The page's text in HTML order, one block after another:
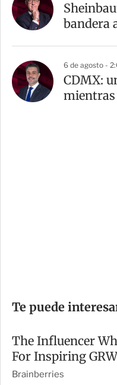
bandera
6 de agosto -
CDMX:
mientras